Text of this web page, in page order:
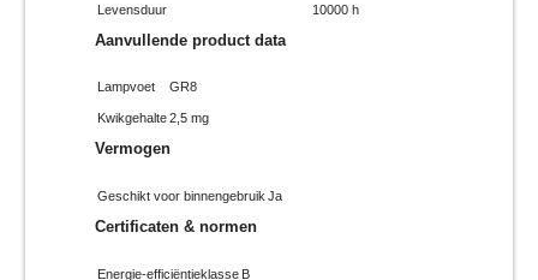
Levensduur 10000 h
Aanvullende product data
Lampvoet GR8
Kwikgehalte2,5 mg
Vermogen
Geschikt voor binnengebruik Ja
Certificaten & normen
Energie-efficiëntieklasse B